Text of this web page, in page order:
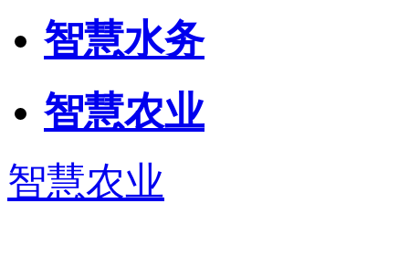
智慧水务
智慧农业
智慧农业